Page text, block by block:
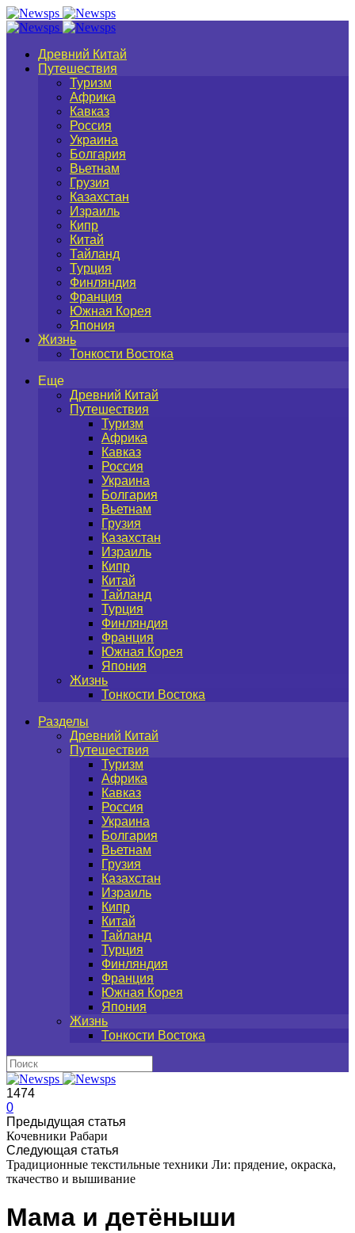
Древний Китай
Путешествия
Туризм
Африка
Кавказ
Россия
Украина
Болгария
Вьетнам
Грузия
Казахстан
Израиль
Кипр
Китай
Тайланд
Турция
Финляндия
Франция
Южная Корея
Япония
Жизнь
Тонкости Востока
Еще
Древний Китай
Путешествия
Туризм
Африка
Кавказ
Россия
Украина
Болгария
Вьетнам
Грузия
Казахстан
Израиль
Кипр
Китай
Тайланд
Турция
Финляндия
Франция
Южная Корея
Япония
Жизнь
Тонкости Востока
Разделы
Древний Китай
Путешествия
Туризм
Африка
Кавказ
Россия
Украина
Болгария
Вьетнам
Грузия
Казахстан
Израиль
Кипр
Китай
Тайланд
Турция
Финляндия
Франция
Южная Корея
Япония
Жизнь
Тонкости Востока
1474
0
Предыдущая статья
Кочевники Рабари
Следующая статья
Традиционные текстильные техники Ли: прядение, окраска,
ткачество и вышивание
Мама и детёныши